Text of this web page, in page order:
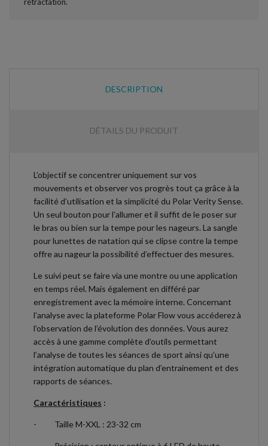
DESCRIPTION
DÉTAILS DU PRODUIT
L’objectif se concentrer uniquement sur vos
mouvements et observer vos progrès tout ça grâce à la
facilité d’utilisation et la simplicité du Polar Verity Sense.
Un seul bouton pour l’allumer et il suffit de le poser sur
le bras ou bien sur la tempe pour les nageurs. La sangle
pour lunettes de natation qui se clipse contre la tempe
offre au nageur la possibilité d’effectuer des mesures.
Le suivi peut se faire via une montre ou une application
en temps réel. Mais également en différé par
enregistrement avec la mémoire interne. Concernant
l’analyse avec la plateforme Polar Flow vous accéderez à
l’observation de l’évolution des données. Vous aurez
accès à une gamme complète d’outils permettant
l’analyse de toutes les séances de sport ainsi qu’une
intégration automatique du plan d’entrainement et des
rapports de séances.
Caractéristiques :
- Taille M-XXL : 23-32 cm